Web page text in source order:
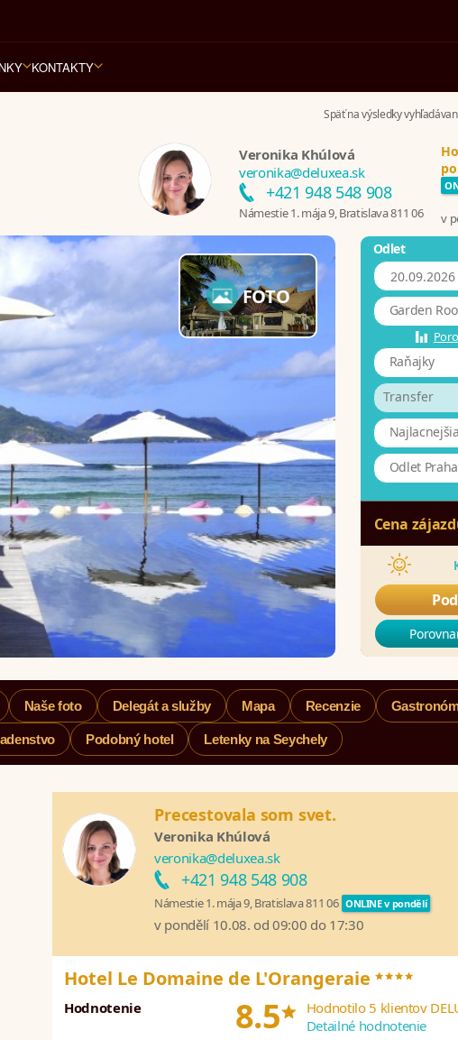
od 4.000 EUR.
KONTAKTY
Späť na výsledky
Veronika Khúlová
veronika@deluxea.sk
+421 948 548 908
Námestie 1. mája 9, Bratislava 811 06 v
FOTO
Odlet
Garden
Raňajky
Transfer
Odlet
Cena
Naše foto Delegát a služby Mapa Recenzie
Podobný hotel Letenky na Seychely
Precestovala som svet.
Veronika Khúlová
veronika@deluxea.sk
+421 948 548 908
Námestie 1. mája 9, Bratislava 811 06 ONLINE v pondělí
v pondělí 10.08. od 09:00 do 17:30
Hotel Le Domaine de L'Orangeraie****
Hodnotenie 8.5* Hodnotilo 5 klientov
Detailné hodnotenie